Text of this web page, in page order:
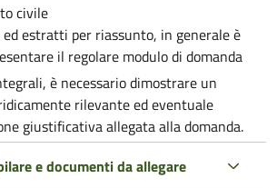
civile
estratti per riassunto, in generale è
il regolare modulo di domanda
è necessario dimostrare un
rilevante ed eventuale
giustificativa allegata alla domanda.
e documenti da allegare